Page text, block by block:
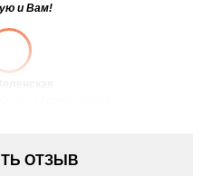
и Вам!
ОТЗЫВ